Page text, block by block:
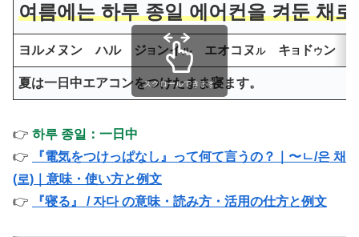
여름에는 하루 종일 에어컨을 켜둔 채
ヨルメヌン ハル ジヨ ンイルエオコヌルキヨ ドウ ン
夏は一日中エアコンをつけたまま寝ます。
スクロールできます
👉 하루 종일：一日中
👉
『電気をつけっぱなし』って何て言うの？｜〜ㄴ/은 채
(로)｜意味・使い方と例文
👉
『寝る』 / 자다 の意味・読み方・活用の仕方と例文